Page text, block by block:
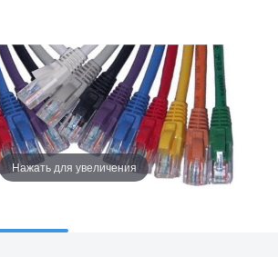
Нажать для увеличения